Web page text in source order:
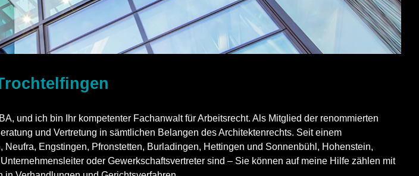
und ich bin Ihr kompetenter Fachanwalt für Arbeitsrecht. Als Mitglied der renommierten
und Vertretung in sämtlichen Belangen des Architektenrechts. Seit einem
Engstingen, Pfronstetten, Burladingen, Hettingen und Sonnenbühl, Hohenstein,
oder Gewerkschaftsvertreter sind – Sie können auf meine Hilfe zählen mit